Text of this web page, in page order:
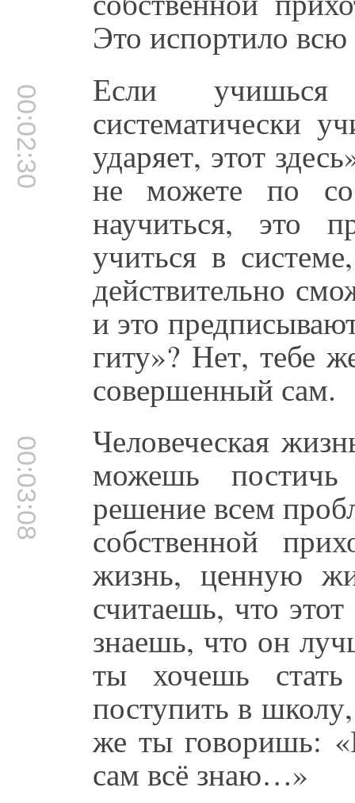
Это испортило
00:02:30 Если
систематически
ударяет, этот
не можете по
научиться, это
учиться в
действительно
и это
гиту»? Нет, тебе
совершенный сам.
00:03:08 Человеческая
можешь
решение всем
собственной
жизнь, ценную
считаешь, что
знаешь, что он
ты хочешь
поступить в
же ты говоришь:
сам всё знаю…»